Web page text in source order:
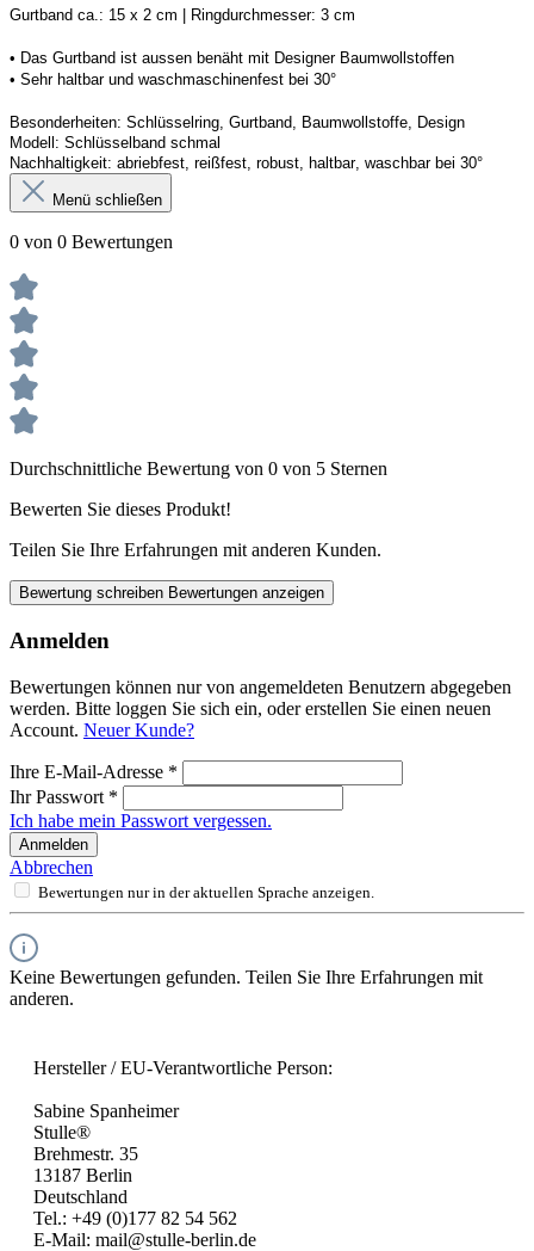
Gurtband ca.: 15 x 2 cm | Ringdurchmesser: 3 cm
• Das Gurtband ist aussen benäht mit Designer Baumwollstoffen
• Sehr haltbar und waschmaschinenfest bei 30°
Besonderheiten: Schlüsselring, Gurtband, Baumwollstoffe, Design
Modell: Schlüsselband schmal
Nachhaltigkeit: abriebfest, reißfest, robust, haltbar, waschbar bei 30°
Menü schließen
0 von 0 Bewertungen
Durchschnittliche Bewertung von 0 von 5 Sternen
Bewerten Sie dieses Produkt!
Teilen Sie Ihre Erfahrungen mit anderen Kunden.
Bewertung schreiben Bewertungen anzeigen
Anmelden
Bewertungen können nur von angemeldeten Benutzern abgegeben
werden. Bitte loggen Sie sich ein, oder erstellen Sie einen neuen
Account. Neuer Kunde?
Ihre E-Mail-Adresse *
Ihr Passwort *
Ich habe mein Passwort vergessen.
Anmelden
Abbrechen
Bewertungen nur in der aktuellen Sprache anzeigen.
Keine Bewertungen gefunden. Teilen Sie Ihre Erfahrungen mit
anderen.
Hersteller / EU-Verantwortliche Person:
Sabine Spanheimer
Stulle®
Brehmestr. 35
13187 Berlin
Deutschland
Tel.: +49 (0)177 82 54 562
E-Mail: mail@stulle-berlin.de